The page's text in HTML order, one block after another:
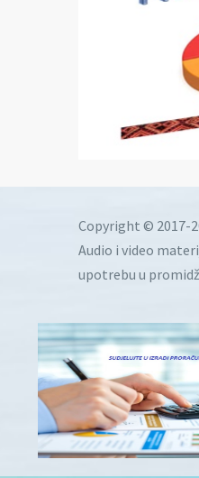
Copyright © 2017-
Audio i video
upotrebu u